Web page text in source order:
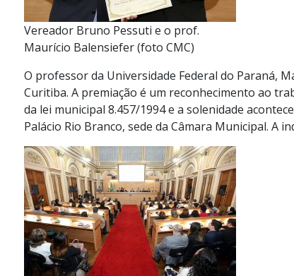
Vereador Bruno Pessuti e o prof.
Maurício Balensiefer (foto CMC)
O professor da Universidade Federal do Paraná,
Curitiba. A premiação é um reconhecimento ao
da lei municipal 8.457/1994 e a solenidade
Palácio Rio Branco, sede da Câmara Municipal. A